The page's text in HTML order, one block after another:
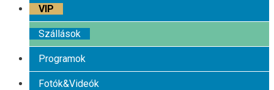
VIP
Szállások
Programok
Fotók&Videók